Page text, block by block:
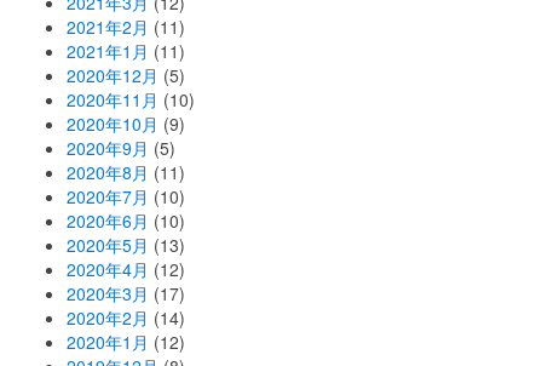
2021年2月 (11)
2021年1月 (11)
2020年12月 (5)
2020年11月 (10)
2020年10月 (9)
2020年9月 (5)
2020年8月 (11)
2020年7月 (10)
2020年6月 (10)
2020年5月 (13)
2020年4月 (12)
2020年3月 (17)
2020年2月 (14)
2020年1月 (12)